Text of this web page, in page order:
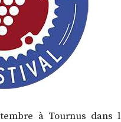
à Tournus dans